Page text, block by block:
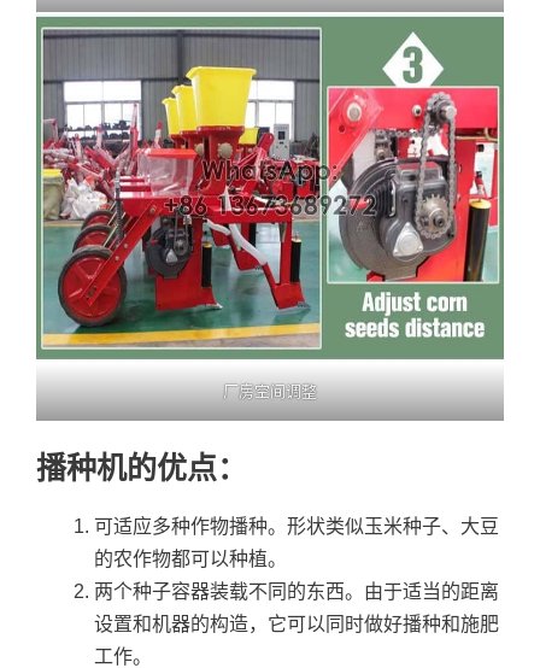
厂房空间调整
播种机的优点：
可适应多种作物播种。形状类似玉米种子、大豆
的农作物都可以种植。
两个种子容器装载不同的东西。由于适当的距离
设置和机器的构造，它可以同时做好播种和施肥
工作。